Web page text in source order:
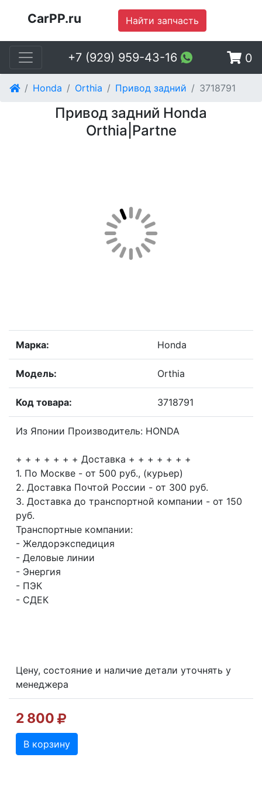
CarPP.ru Найти запчасть
+7 (929) 959-43-16 0
Honda Orthia Привод задний 3718791
Привод задний Honda
Orthia|Partne
Марка: Honda
Модель: Orthia
Код товара: 3718791
Из Японии Производитель: HONDA
+ + + + + + + Доставка + + + + + + +
1. По Москве - от 500 руб., (курьер)
2. Доставка Почтой России - от 300 руб.
3. Доставка до транспортной компании - от 150
руб.
Транспортные компании:
- Желдорэкспедиция
- Деловые линии
- Энергия
- ПЭК
- СДЕК
Цену, состояние и наличие детали уточнять у
менеджера
2 800
В корзину